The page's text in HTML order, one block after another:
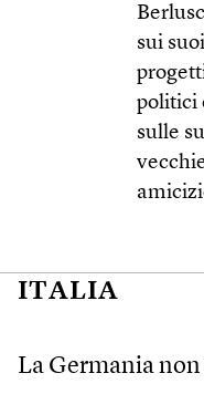
sui suoi
politici
sulle
ITALIA
La Germania